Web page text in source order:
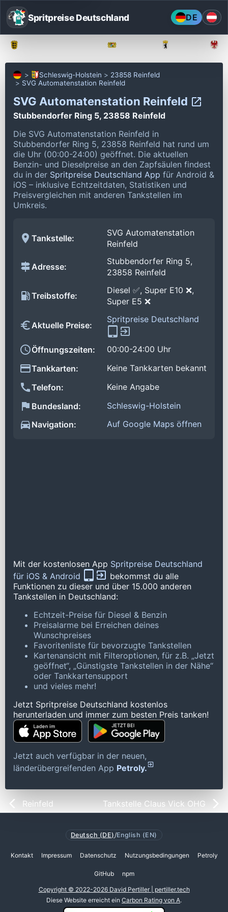
Spritpreise Deutschland DE
Schleswig-Holstein
23858 Reinfeld
SVG Automatenstation Reinfeld
SVG Automatenstation Reinfeld
Stubbendorfer Ring 5, 23858 Reinfeld
Die SVG Automatenstation Reinfeld in
Stubbendorfer Ring 5, 23858 Reinfeld hat rund um
die Uhr (00:00-24:00) geöffnet. Die aktuellen
Benzin- und Dieselpreise an den Zapfsäulen findest
du in der Spritpreise Deutschland App für Android &
iOS – inklusive Echtzeitdaten, Statistiken und
Preisvergleichen mit anderen Tankstellen im
Umkreis.
Tankstelle:
SVG Automatenstation
Reinfeld
Adresse:
Stubbendorfer Ring 5,
23858 Reinfeld
Treibstoffe:
Diesel ✅, Super E10 ❌,
Super E5 ❌
Aktuelle Preise:
Spritpreise Deutschland
Öffnungszeiten:
00:00-24:00 Uhr
Tankkarten:
Keine Tankkarten bekannt
Telefon:
Keine Angabe
Bundesland:
Schleswig-Holstein
Navigation:
Auf Google Maps öffnen
Mit der kostenlosen App Spritpreise Deutschland
für iOS & Android
bekommst du alle
Funktionen zu dieser und über 15.000 anderen
Tankstellen in Deutschland:
Echtzeit-Preise für Diesel & Benzin
Preisalarme bei Erreichen deines
Wunschpreises
Favoritenliste für bevorzugte Tankstellen
Kartenansicht mit Filteroptionen, für z.B. „Jetzt
geöffnet“, „Günstigste Tankstellen in der Nähe“
oder Tankkartensupport
und vieles mehr!
Jetzt Spritpreise Deutschland kostenlos
herunterladen und immer zum besten Preis tanken!
Jetzt auch verfügbar in der neuen,
länderübergreifenden App Petroly.
Reinfeld Tankstelle Claus Vick OHG
Deutsch (DE) /English (EN)
Kontakt Impressum Datenschutz Nutzungsbedingungen Petroly
GitHub npm
Copyright © 2022-2026 David Pertiller | pertiller.tech
Diese Website erreicht ein Carbon Rating von A.